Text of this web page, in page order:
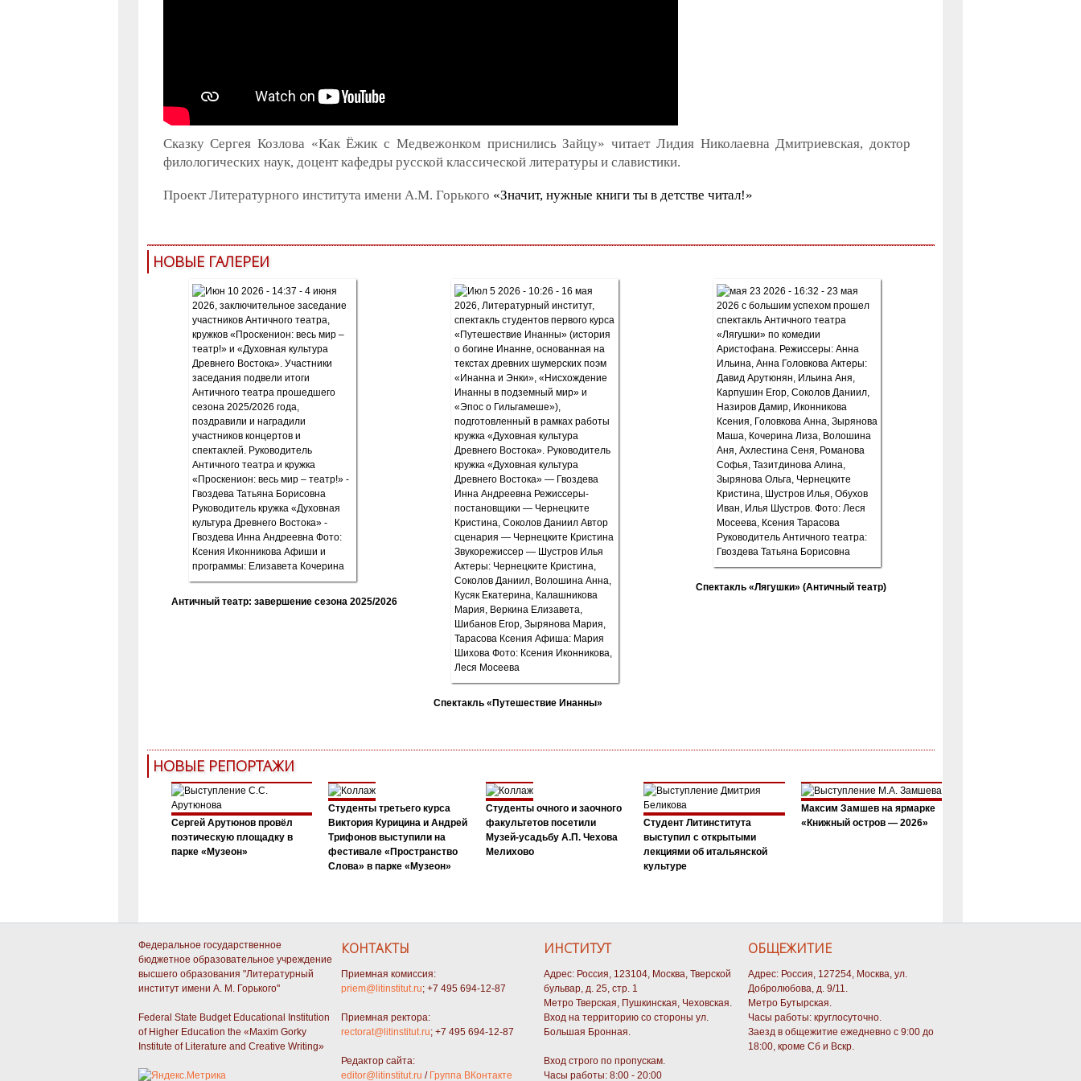
Сказку Сергея Козлова «Как Ёжик с Медвежонком приснились Зайцу» читает Лидия Николаевна Дмитриевская, доктор
филологических наук, доцент кафедры русской классической литературы и славистики.
Проект Литературного института имени А.М. Горького «Значит, нужные книги ты в детстве читал!»
НОВЫЕ ГАЛЕРЕИ
Античный театр: завершение сезона 2025/2026
Спектакль «Путешествие Инанны»
Спектакль «Лягушки» (Античный театр)
НОВЫЕ РЕПОРТАЖИ
Сергей Арутюнов провёл
поэтическую площадку в
парке «Музеон»
Студенты третьего курса
Виктория Курицина и Андрей
Трифонов выступили на
фестивале «Пространство
Слова» в парке «Музеон»
Студенты очного и заочного
факультетов посетили
Музей-усадьбу А.П. Чехова
Мелихово
Студент Литинститута
выступил с открытыми
лекциями об итальянской
культуре
Максим Замшев на ярмарке
«Книжный остров — 2026»
Федеральное государственное
бюджетное образовательное учреждение
высшего образования "Литературный
институт имени А. М. Горького"
Federal State Budget Educational Institution
of Higher Education the «Maxim Gorky
Institute of Literature and Creative Writing»
КОНТАКТЫ
Приемная комиссия:
priem@litinstitut.ru; +7 495 694-12-87
Приемная ректора:
rectorat@litinstitut.ru; +7 495 694-12-87
Редактор сайта:
editor@litinstitut.ru / Группа ВКонтакте
ИНСТИТУТ
Адрес: Россия, 123104, Москва, Тверской
бульвар, д. 25, стр. 1
Метро Тверская, Пушкинская, Чеховская.
Вход на территорию со стороны ул.
Большая Бронная.
Вход строго по пропускам.
Часы работы: 8:00 - 20:00
ОБЩЕЖИТИЕ
Адрес: Россия, 127254, Москва, ул.
Добролюбова, д. 9/11.
Метро Бутырская.
Часы работы: круглосуточно.
Заезд в общежитие ежедневно с 9:00 до
18:00, кроме Сб и Вскр.